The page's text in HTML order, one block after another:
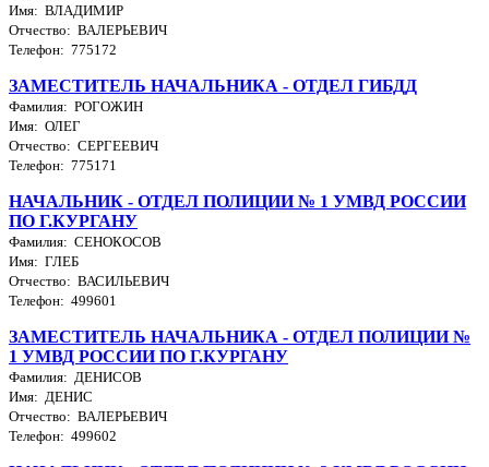
Имя: ВЛАДИМИР
Отчество: ВАЛЕРЬЕВИЧ
Телефон: 775172
ЗАМЕСТИТЕЛЬ НАЧАЛЬНИКА - ОТДЕЛ ГИБДД
Фамилия: РОГОЖИН
Имя: ОЛЕГ
Отчество: СЕРГЕЕВИЧ
Телефон: 775171
НАЧАЛЬНИК - ОТДЕЛ ПОЛИЦИИ № 1 УМВД РОССИИ
ПО Г.КУРГАНУ
Фамилия: СЕНОКОСОВ
Имя: ГЛЕБ
Отчество: ВАСИЛЬЕВИЧ
Телефон: 499601
ЗАМЕСТИТЕЛЬ НАЧАЛЬНИКА - ОТДЕЛ ПОЛИЦИИ №
1 УМВД РОССИИ ПО Г.КУРГАНУ
Фамилия: ДЕНИСОВ
Имя: ДЕНИС
Отчество: ВАЛЕРЬЕВИЧ
Телефон: 499602